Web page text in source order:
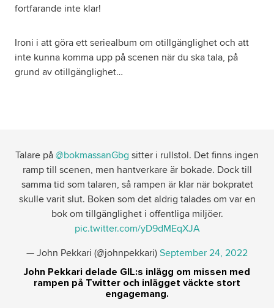
fortfarande inte klar!
Ironi i att göra ett seriealbum om otillgänglighet och att
inte kunna komma upp på scenen när du ska tala, på
grund av otillgänglighet…
Talare på @bokmassanGbg sitter i rullstol. Det finns ingen
ramp till scenen, men hantverkare är bokade. Dock till
samma tid som talaren, så rampen är klar när bokpratet
skulle varit slut. Boken som det aldrig talades om var en
bok om tillgänglighet i offentliga miljöer.
pic.twitter.com/yD9dMEqXJA
— John Pekkari (@johnpekkari) September 24, 2022
John Pekkari delade GIL:s inlägg om missen med
rampen på Twitter och inlägget väckte stort
engagemang.